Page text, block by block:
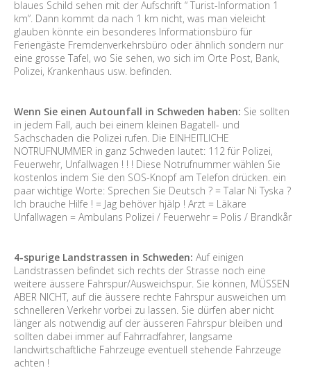
blaues Schild sehen mit der Aufschrift “ Turist-Information 1
km”. Dann kommt da nach 1 km nicht, was man vieleicht
glauben könnte ein besonderes Informationsbüro für
Feriengäste Fremdenverkehrsbüro oder ähnlich sondern nur
eine grosse Tafel, wo Sie sehen, wo sich im Orte Post, Bank,
Polizei, Krankenhaus usw. befinden.
Wenn Sie einen Autounfall in Schweden haben: Sie sollten
in jedem Fall, auch bei einem kleinen Bagatell- und
Sachschaden die Polizei rufen. Die EINHEITLICHE
NOTRUFNUMMER in ganz Schweden lautet: 112 für Polizei,
Feuerwehr, Unfallwagen ! ! ! Diese Notrufnummer wählen Sie
kostenlos indem Sie den SOS-Knopf am Telefon drücken. ein
paar wichtige Worte: Sprechen Sie Deutsch ? = Talar Ni Tyska ?
Ich brauche Hilfe ! = Jag behöver hjälp ! Arzt = Läkare
Unfallwagen = Ambulans Polizei / Feuerwehr = Polis / Brandkår
4-spurige Landstrassen in Schweden: Auf einigen
Landstrassen befindet sich rechts der Strasse noch eine
weitere äussere Fahrspur/Ausweichspur. Sie können, MÜSSEN
ABER NICHT, auf die äussere rechte Fahrspur ausweichen um
schnelleren Verkehr vorbei zu lassen. Sie dürfen aber nicht
länger als notwendig auf der äusseren Fahrspur bleiben und
sollten dabei immer auf Fahrradfahrer, langsame
landwirtschaftliche Fahrzeuge eventuell stehende Fahrzeuge
achten !